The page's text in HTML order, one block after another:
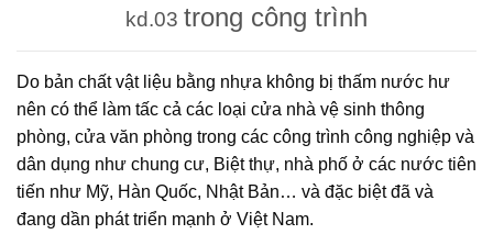
kd.03 trong công trình
Do bản chất vật liệu bằng nhựa không bị thấm nước hư
nên có thể làm tấc cả các loại cửa nhà vệ sinh thông
phòng, cửa văn phòng trong các công trình công nghiệp và
dân dụng như chung cư, Biệt thự, nhà phố ở các nước tiên
tiến như Mỹ, Hàn Quốc, Nhật Bản… và đặc biệt đã và
đang dần phát triển mạnh ở Việt Nam.